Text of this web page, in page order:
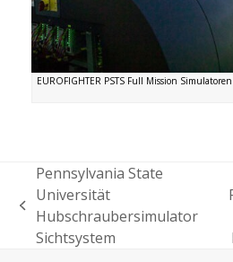
EUROFIGHTER PSTS Full Mission
vorheriger
Beitrag:
Pennsylvania State
Universität
Hubschraubersimulator
Sichtsystem